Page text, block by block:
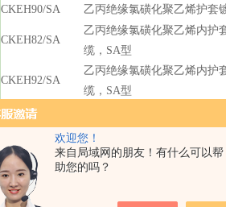
欢迎您！
来自局域网的朋友！有什么可以帮
助您的吗？
CKEH90/SA
乙丙绝缘氯磺化聚乙烯护套
CKEH82/SA
乙丙绝缘氯磺化聚乙烯内护
缆，SA型
CKEH92/SA
乙丙绝缘氯磺化聚乙烯内护
缆，SA型
CKEPJ/SC
乙丙绝缘交联聚烯烃护套
CKEPJ80/SC
乙丙绝缘交联聚烯烃护套镀
CKEPJ90/SC
乙丙绝缘交联聚烯烃护套镀
CKEPJ85/SC
乙丙绝缘交联聚烯烃内护套